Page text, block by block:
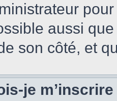
aussi
son côté, et
je